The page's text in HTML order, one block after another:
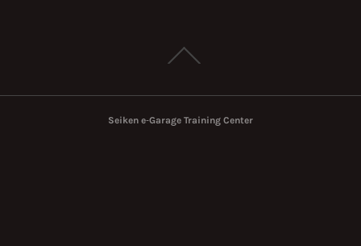
Seiken e‐Garage Training Center